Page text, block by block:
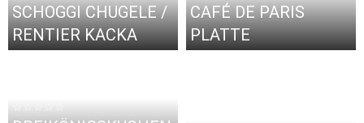
SCHOGGI CHUGELE /
RENTIER KACKA
CAFÉ DE PARIS
PLATTE